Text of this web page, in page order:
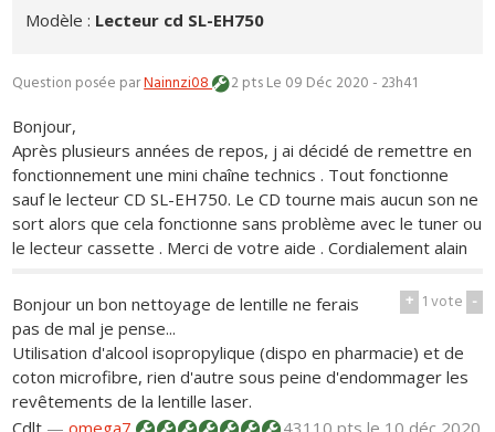
Modèle : Lecteur cd SL-EH750
Question posée parNainnzi08 2 ptsLe 09 Déc 2020 - 23h41
Bonjour,
Après plusieurs années de repos, j ai décidé de remettre en
fonctionnement une mini chaîne technics . Tout fonctionne
sauf le lecteur CD SL-EH750. Le CD tourne mais aucun son ne
sort alors que cela fonctionne sans problème avec le tuner ou
le lecteur cassette . Merci de votre aide . Cordialement alain
+ 1vote -
Bonjour un bon nettoyage de lentille ne ferais
pas de mal je pense...
Utilisation d'alcool isopropylique (dispo en pharmacie) et de
coton microfibre, rien d'autre sous peine d'endommager les
revêtements de la lentille laser.
Cdlt —omega7 43110 ptsle 10 déc 2020